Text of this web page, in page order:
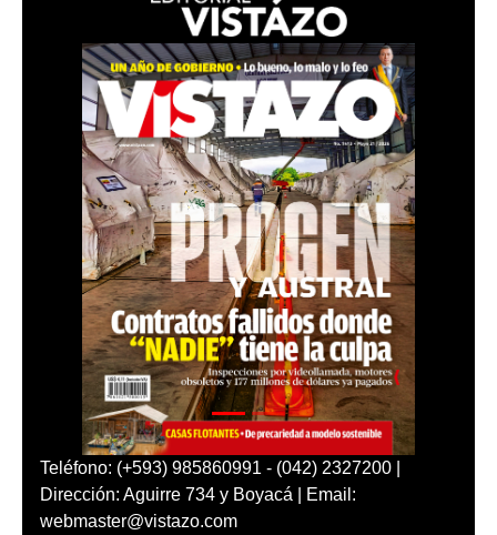
Teléfono: (+593) 985860991 - (042) 2327200 |
Dirección: Aguirre 734 y Boyacá | Email:
webmaster@vistazo.com